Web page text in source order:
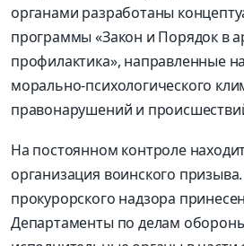
органами разработаны
программы «Закон и Порядок в
профилактика», направленные
морально-психологического
правонарушений и
На постоянном контроле
организация воинского
прокурорского надзора
Департаменты по делам